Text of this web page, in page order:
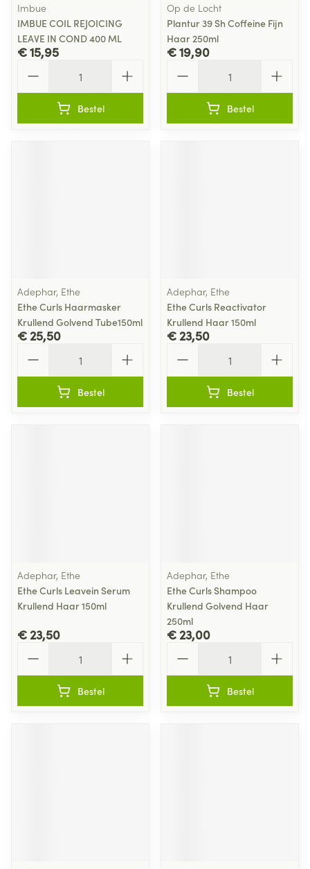
Imbue
IMBUE COIL REJOICING
LEAVE IN COND 400 ML
€ 15,95
Bestel
Op de Locht
Plantur 39 Sh Coffeine Fijn
Haar 250ml
€ 19,90
Bestel
Adephar, Ethe
Ethe Curls Haarmasker
Krullend Golvend Tube150ml
€ 25,50
Bestel
Adephar, Ethe
Ethe Curls Reactivator
Krullend Haar 150ml
€ 23,50
Bestel
Adephar, Ethe
Ethe Curls Leavein Serum
Krullend Haar 150ml
€ 23,50
Bestel
Adephar, Ethe
Ethe Curls Shampoo
Krullend Golvend Haar
250ml
€ 23,00
Bestel